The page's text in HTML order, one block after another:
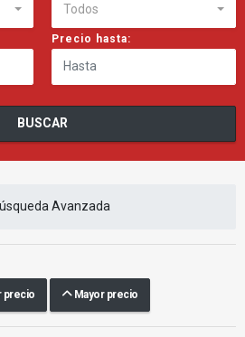
Todos
Precio hasta:
BUSCAR
Avanzada
Mayor precio